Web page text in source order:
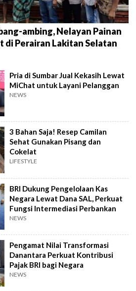
ambing, Nelayan Painan
di Perairan Lakitan Selatan
Pria di Sumbar Jual Kekasih Lewat
MiChat untuk Layani Pelanggan
NEWS
3 Bahan Saja! Resep Camilan
Sehat Gunakan Pisang dan
Cokelat
LIFESTYLE
BRI Dukung Pengelolaan Kas
Negara Lewat Dana SAL, Perkuat
Fungsi Intermediasi Perbankan
NEWS
Pengamat Nilai Transformasi
Danantara Perkuat Kontribusi
Pajak BRI bagi Negara
NEWS